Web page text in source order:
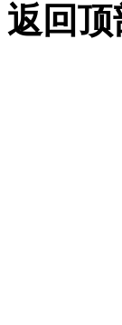
返回顶